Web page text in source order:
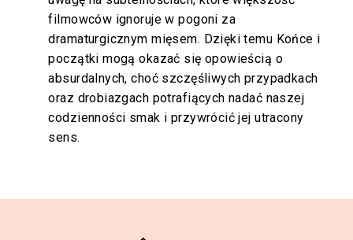
filmowców ignoruje w pogoni za
dramaturgicznym mięsem. Dzięki temu Końce i
początki mogą okazać się opowieścią o
absurdalnych, choć szczęśliwych przypadkach
oraz drobiazgach potrafiących nadać naszej
codzienności smak i przywrócić jej utracony
sens.